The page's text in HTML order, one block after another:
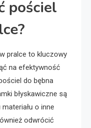
pościel
pralce to kluczowy
na efektywność
do bębna
błyskawiczne są
o inne
odwrócić